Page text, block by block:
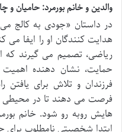
والدین و خانم بورمرد: حامیان و
در داستان «جودی به کالج
هدایت کنندگان او را ایفا
ریاضی، تصمیم می گیرند که
حمایت، نشان دهنده
فرزندان و تلاش برای
فرصت می دهند تا در محیطی
هایش روبه رو شود. خانم